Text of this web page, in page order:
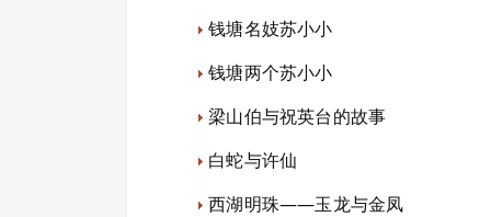
钱塘名妓苏小小
钱塘两个苏小小
梁山伯与祝英台的故事
白蛇与许仙
西湖明珠——玉龙与金凤